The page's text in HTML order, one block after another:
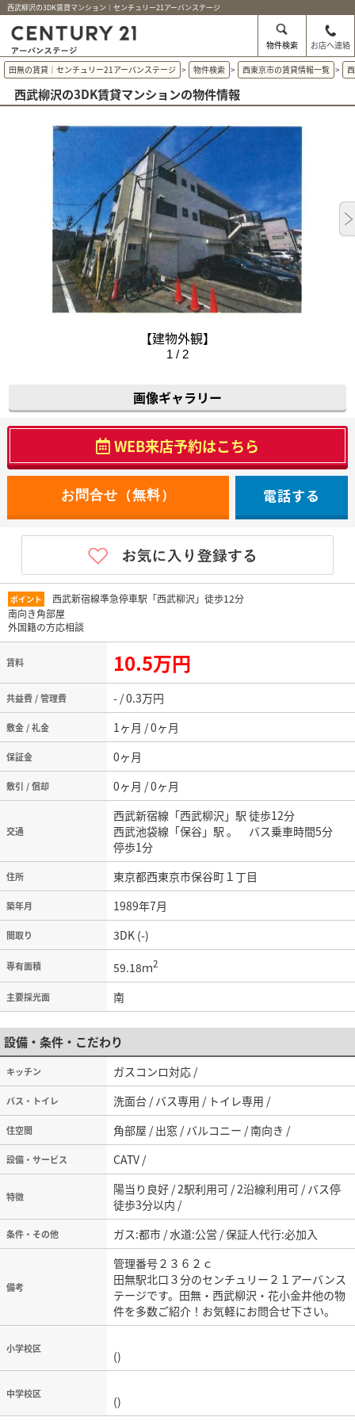
西武柳沢の3DK賃貸マンション｜センチュリー21アーバンステージ
物件検索 お店へ連絡
田無の賃貸｜センチュリー21アーバンステージ > 物件検索 > 西東京市の賃貸情報一覧 >
西武柳沢の3DK賃貸マンションの物件情報
【建物外観】
1 / 2
画像ギャラリー
WEB来店予約はこちら
電話する
ポイント
西武新宿線準急停車駅「西武柳沢」徒歩12分
南向き角部屋
外国籍の方応相談
賃料 10.5万円
共益費 / 管理費 - / 0.3万円
敷金 / 礼金 1ヶ月 / 0ヶ月
保証金 0ヶ月
敷引 / 償却 0ヶ月 / 0ヶ月
交通
西武新宿線「西武柳沢」駅 徒歩12分
西武池袋線「保谷」駅 。 バス乗車時間5分
停歩1分
住所 東京都西東京市保谷町１丁目
築年月 1989年7月
間取り 3DK (-)
専有面積 59.18ｍ2
主要採光面 南
設備・条件・こだわり
キッチン ガスコンロ対応 /
バス・トイレ 洗面台 / バス専用 / トイレ専用 /
住空間 角部屋 / 出窓 / バルコニー / 南向き /
設備・サービス CATV /
特徴
陽当り良好 / 2駅利用可 / 2沿線利用可 / バス停
徒歩3分以内 /
条件・その他 ガス:都市 / 水道:公営 / 保証人代行:必加入
備考
管理番号２３６２ｃ
田無駅北口３分のセンチュリー２１アーバンス
テージです。田無・西武柳沢・花小金井他の物
件を多数ご紹介！お気軽にお問合せ下さい。
小学校区 ()
中学校区 ()